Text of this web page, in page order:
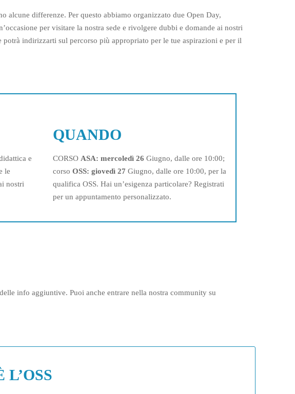
alcune differenze. Per questo abbiamo organizzato due Open Day,
per visitare la nostra sede e rivolgere dubbi e domande ai nostri
indirizzarti sul percorso più appropriato per le tue aspirazioni e per il
e
le
nostri
QUANDO
CORSO ASA: mercoledì 26 Giugno, dalle ore 10:00;
corsoOSS: giovedì 27 Giugno, dalle ore 10:00, per la
qualifica OSS. Hai un’esigenza particolare? Registrati
per un appuntamento personalizzato.
info aggiuntive. Puoi anche entrare nella nostra community su
L’OSS